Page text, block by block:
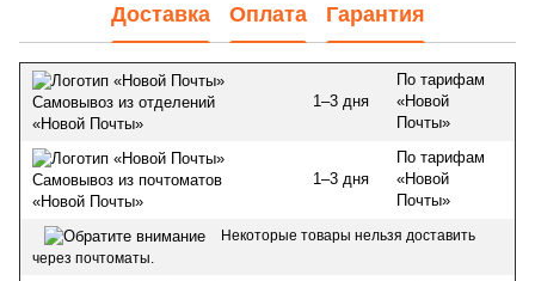
Доставка Оплата Гарантия
Самовывоз из отделений
«Новой Почты»
1–3 дня
По тарифам
«Новой
Почты»
Самовывоз из почтоматов
«Новой Почты»
1–3 дня
По тарифам
«Новой
Почты»
Некоторые товары нельзя доставить
через почтоматы.